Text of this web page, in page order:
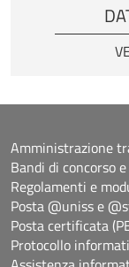
Amministrazione
Bandi di concorso
Regolamenti e
Posta @uniss e
Posta certificata
Protocollo